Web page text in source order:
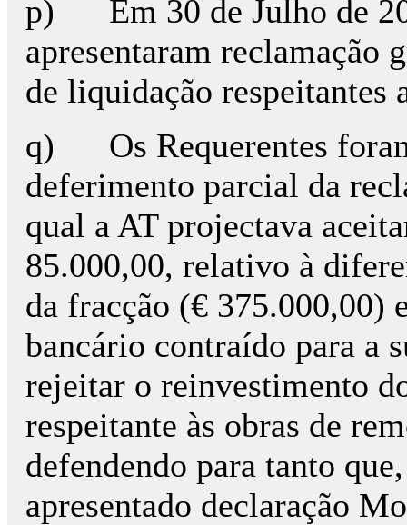
p) Em 30 de Julho de
apresentaram reclamação
de liquidação respeitantes
q) Os Requerentes
deferimento parcial da
qual a AT projectava
85.000,00, relativo à
da fracção (€ 375.000,00)
bancário contraído para a
rejeitar o reinvestimento
respeitante às obras de
defendendo para tanto
apresentado declaração